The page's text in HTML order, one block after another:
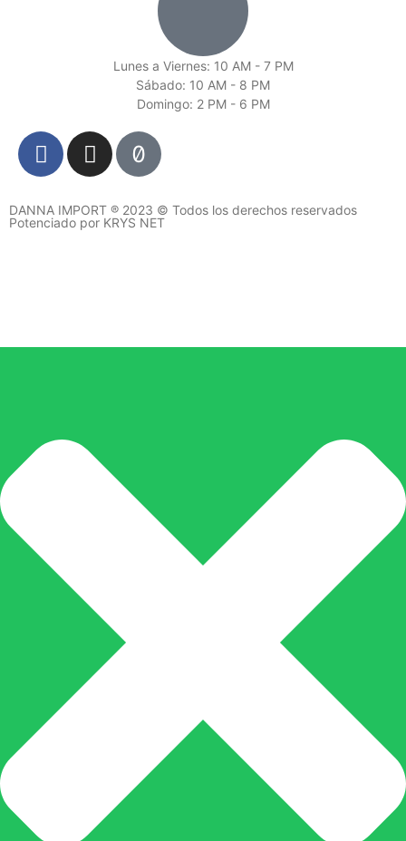
Lunes a Viernes: 10 AM - 7 PM
Sábado: 10 AM - 8 PM
Domingo: 2 PM - 6 PM
DANNA IMPORT ® 2023 © Todos los derechos reservados
Potenciado por KRYS NET